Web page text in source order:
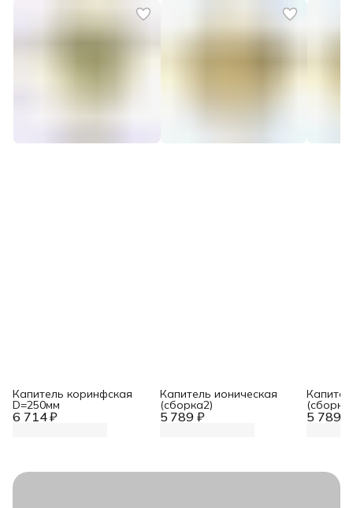
6 714 ₽
Капитель коринфская
D=250мм
5 789 ₽
Капитель ионическая
(сборка2)
5 789 ₽